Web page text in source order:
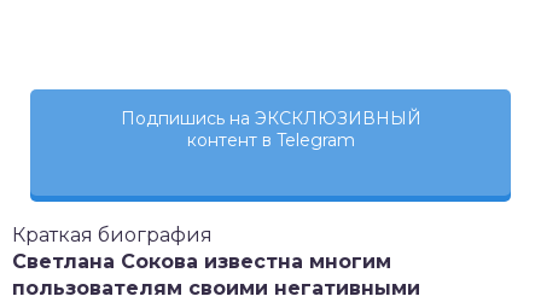
Подпишись на ЭКСКЛЮЗИВНЫЙ
контент в Telegram
Краткая биография
Светлана Сокова известна многим
пользователям своими негативными